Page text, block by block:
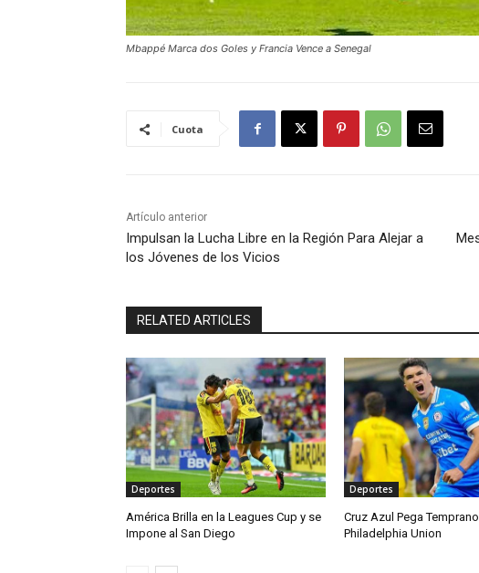
Mbappé Marca dos Goles y Francia Vence a Senegal
Cuota
Artículo anterior
Impulsan la Lucha Libre en la Región Para Alejar a
los Jóvenes de los Vicios
RELATED ARTICLES
Deportes
América Brilla en la Leagues Cup y se
Impone al San Diego
Deportes
Cruz Azul Pega
Philadelphia Union